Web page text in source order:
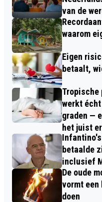
van de
waarom
Eigen
betaalt,
Tropische
werkt
graden —
het juist
Infantino's
betaalde
inclusief
De oude
vormt een
doen